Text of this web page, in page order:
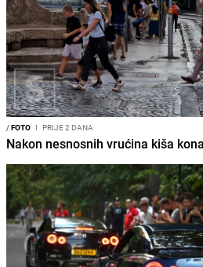
/FOTO I PRIJE 2 DANA
Nakon nesnosnih vrućina kiša